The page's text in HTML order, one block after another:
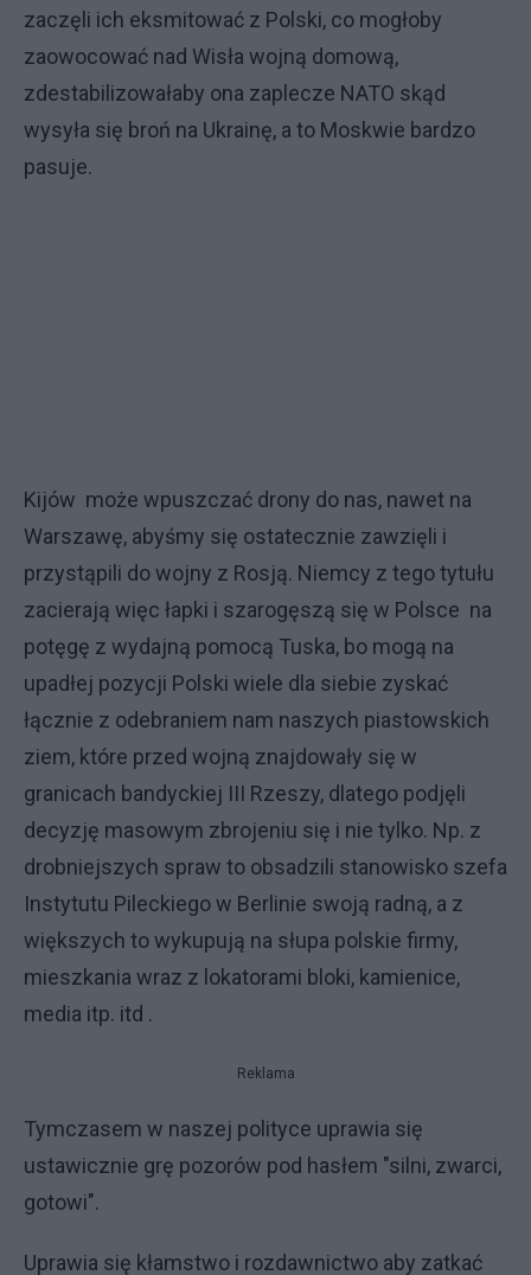
zaczęli ich eksmitować z Polski, co mogłoby
zaowocować nad Wisła wojną domową,
zdestabilizowałaby ona zaplecze NATO skąd
wysyła się broń na Ukrainę, a to Moskwie bardzo
pasuje.
Kijów może wpuszczać drony do nas, nawet na
Warszawę, abyśmy się ostatecznie zawzięli i
przystąpili do wojny z Rosją. Niemcy z tego tytułu
zacierają więc łapki i szarogęszą się w Polsce na
potęgę z wydajną pomocą Tuska, bo mogą na
upadłej pozycji Polski wiele dla siebie zyskać
łącznie z odebraniem nam naszych piastowskich
ziem, które przed wojną znajdowały się w
granicach bandyckiej III Rzeszy, dlatego podjęli
decyzję masowym zbrojeniu się i nie tylko. Np. z
drobniejszych spraw to obsadzili stanowisko szefa
Instytutu Pileckiego w Berlinie swoją radną, a z
większych to wykupują na słupa polskie firmy,
mieszkania wraz z lokatorami bloki, kamienice,
media itp. itd .
Reklama
Tymczasem w naszej polityce uprawia się
ustawicznie grę pozorów pod hasłem "silni, zwarci,
gotowi".
Uprawia się kłamstwo i rozdawnictwo aby zatkać